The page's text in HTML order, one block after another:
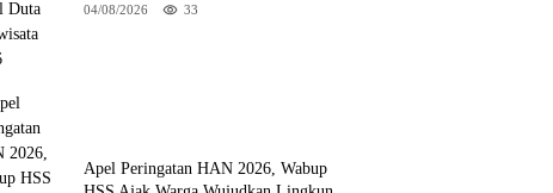
04/08/2026 33
Apel Peringatan HAN 2026, Wabup